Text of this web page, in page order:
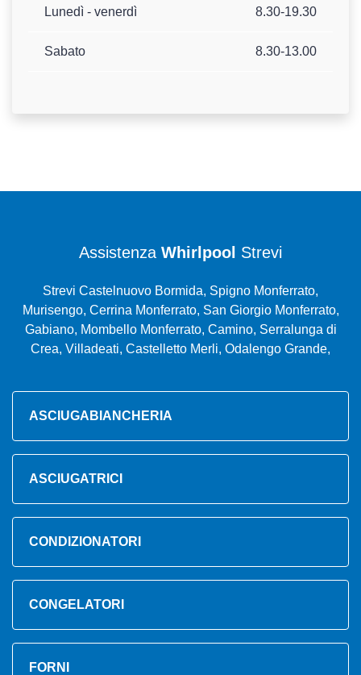
Lunedì - venerdì 8.30-19.30
Sabato 8.30-13.00
Assistenza Whirlpool Strevi
Strevi Castelnuovo Bormida, Spigno Monferrato,
Murisengo, Cerrina Monferrato, San Giorgio Monferrato,
Gabiano, Mombello Monferrato, Camino, Serralunga di
Crea, Villadeati, Castelletto Merli, Odalengo Grande,
ASCIUGABIANCHERIA
ASCIUGATRICI
CONDIZIONATORI
CONGELATORI
FORNI